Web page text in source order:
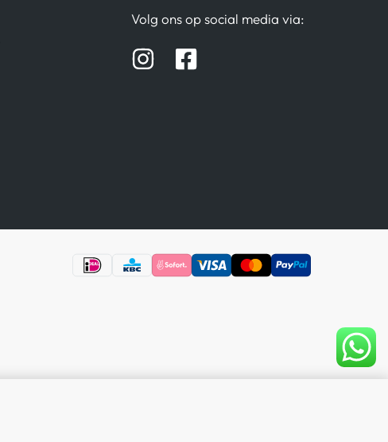
Volg ons op social media via: